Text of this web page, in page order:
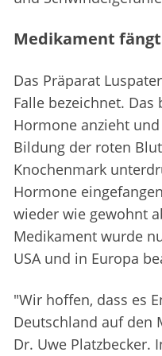
Medikament
Das Präparat
Falle bezeichnet. Das
Hormone anzieht
Bildung der roten
Knochenmark
Hormone
wieder wie gewohnt
Medikament wurde
USA und in Europa
"Wir hoffen, dass es
Deutschland auf den
Dr. Uwe Platzbecker.